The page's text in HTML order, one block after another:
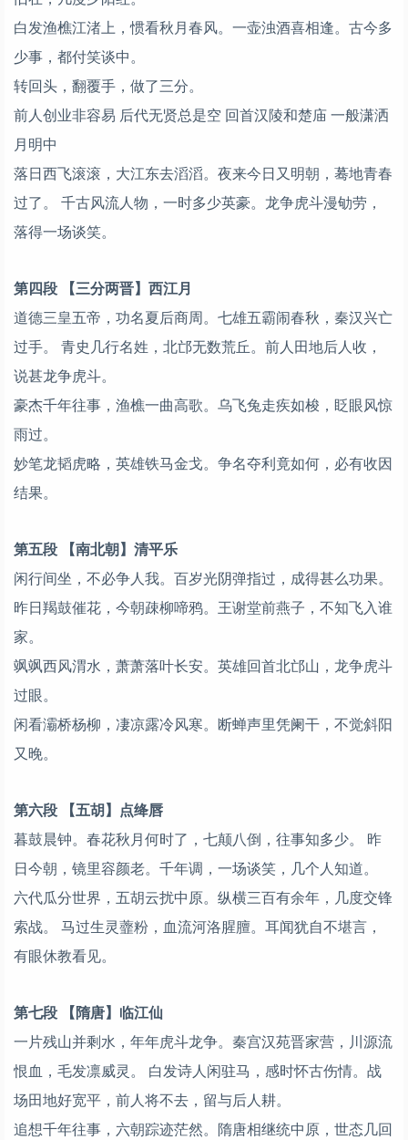
白发渔樵江渚上，惯看秋月春风。一壶浊酒喜相逢。古今多
少事，都付笑谈中。
转回头，翻覆手，做了三分。
前人创业非容易 后代无贤总是空 回首汉陵和楚庙 一般潇洒
月明中
落日西飞滚滚，大江东去滔滔。夜来今日又明朝，蓦地青春
过了。 千古风流人物，一时多少英豪。龙争虎斗漫劬劳，
落得一场谈笑。
第四段 【三分两晋】西江月
道德三皇五帝，功名夏后商周。七雄五霸闹春秋，秦汉兴亡
过手。 青史几行名姓，北邙无数荒丘。前人田地后人收，
说甚龙争虎斗。
豪杰千年往事，渔樵一曲高歌。乌飞兔走疾如梭，眨眼风惊
雨过。
妙笔龙韬虎略，英雄铁马金戈。争名夺利竟如何，必有收因
结果。
第五段 【南北朝】清平乐
闲行间坐，不必争人我。百岁光阴弹指过，成得甚么功果。
昨日羯鼓催花，今朝疎柳啼鸦。王谢堂前燕子，不知飞入谁
家。
飒飒西风渭水，萧萧落叶长安。英雄回首北邙山，龙争虎斗
过眼。
闲看灞桥杨柳，凄凉露冷风寒。断蝉声里凭阑干，不觉斜阳
又晚。
第六段 【五胡】点绛唇
暮鼓晨钟。春花秋月何时了，七颠八倒，往事知多少。 昨
日今朝，镜里容颜老。千年调，一场谈笑，几个人知道。
六代瓜分世界，五胡云扰中原。纵横三百有余年，几度交锋
索战。 马过生灵虀粉，血流河洛腥膻。耳闻犹自不堪言，
有眼休教看见。
第七段 【隋唐】临江仙
一片残山并剩水，年年虎斗龙争。秦宫汉苑晋家营，川源流
恨血，毛发凛威灵。 白发诗人闲驻马，感时怀古伤情。战
场田地好宽平，前人将不去，留与后人耕。
追想千年往事，六朝踪迹茫然。隋唐相继统中原，世态几回